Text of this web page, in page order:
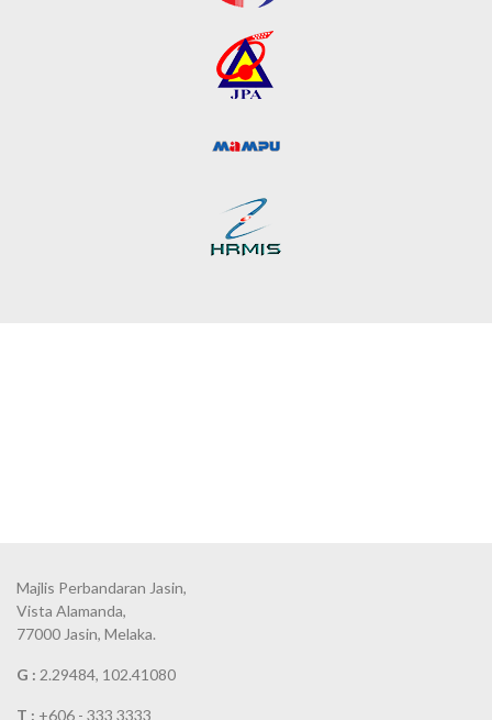
Majlis Perbandaran Jasin,
Vista Alamanda,
77000 Jasin, Melaka.
G : 2.29484, 102.41080
T : +606 - 333 3333